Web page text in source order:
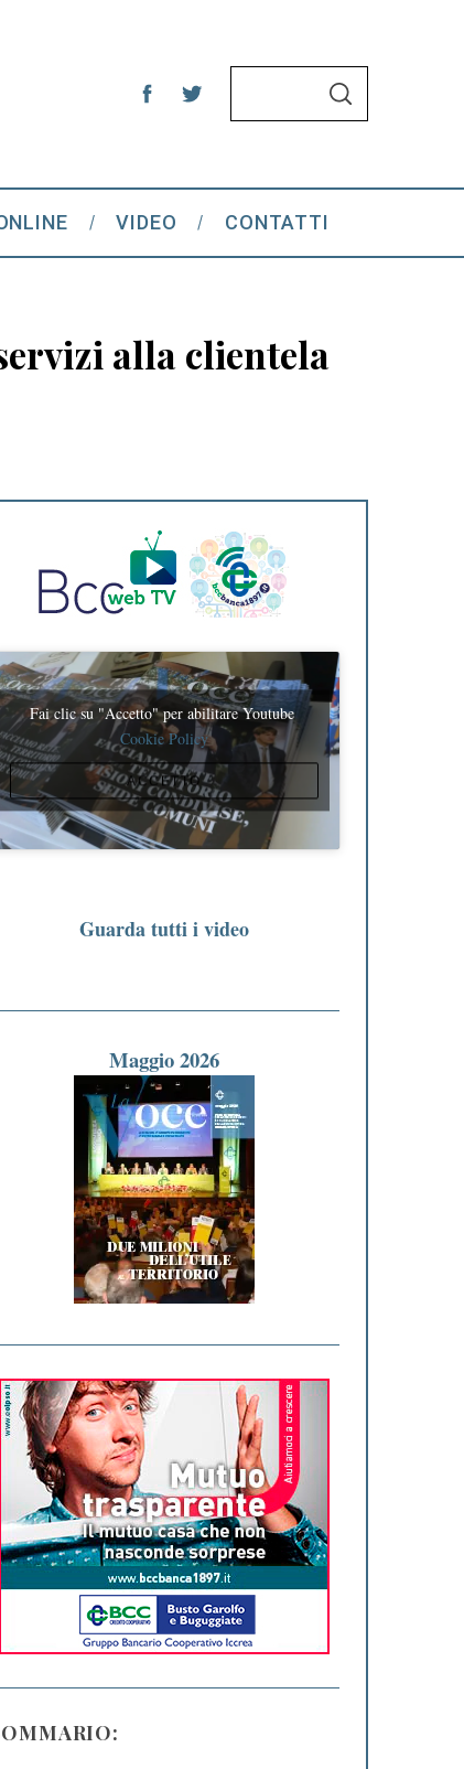
h
f
:
S
VIDEO CONTATTI
alla clientela
Fai clic su "Accetto" per abilitare Youtube
Cookie Policy
ACCETTO
Guarda tutti i video
Maggio 2026